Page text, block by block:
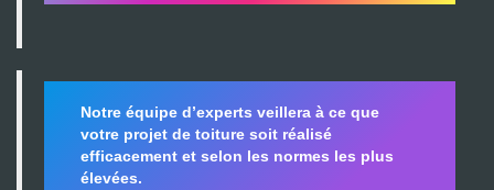
Notre équipe d’experts veillera à ce que
votre projet de toiture soit réalisé
efficacement et selon les normes les plus
élevées.